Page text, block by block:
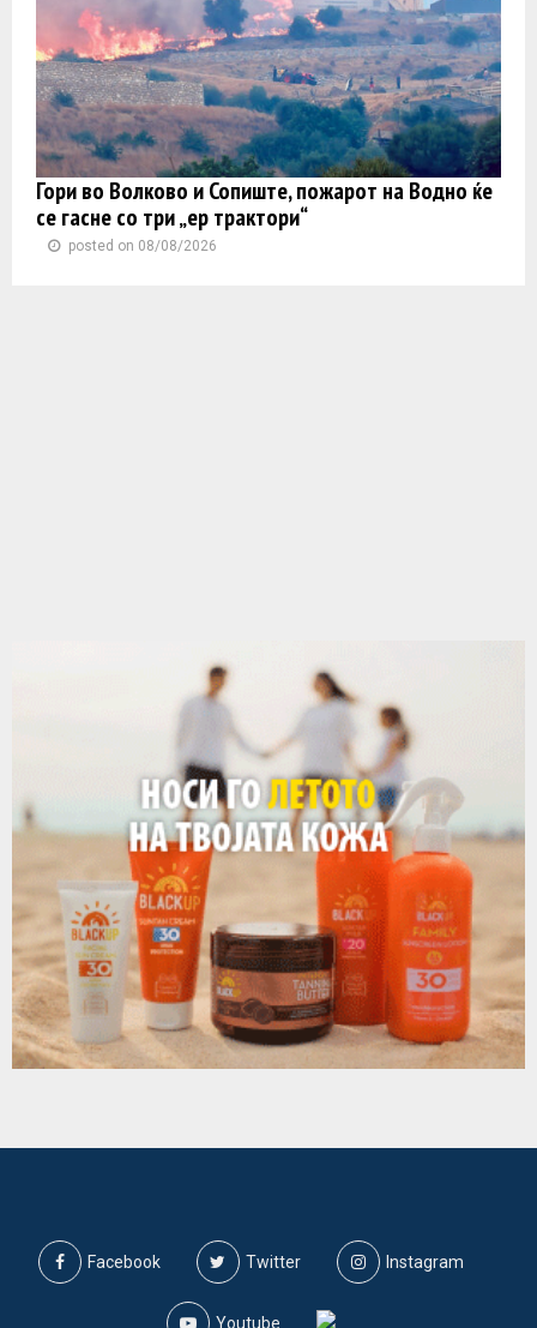
Гори во Волково и Сопиште, пожарот на Водно ќе
се гасне со три „ер трактори“
posted on 08/08/2026
Facebook Twitter Instagram
Youtube